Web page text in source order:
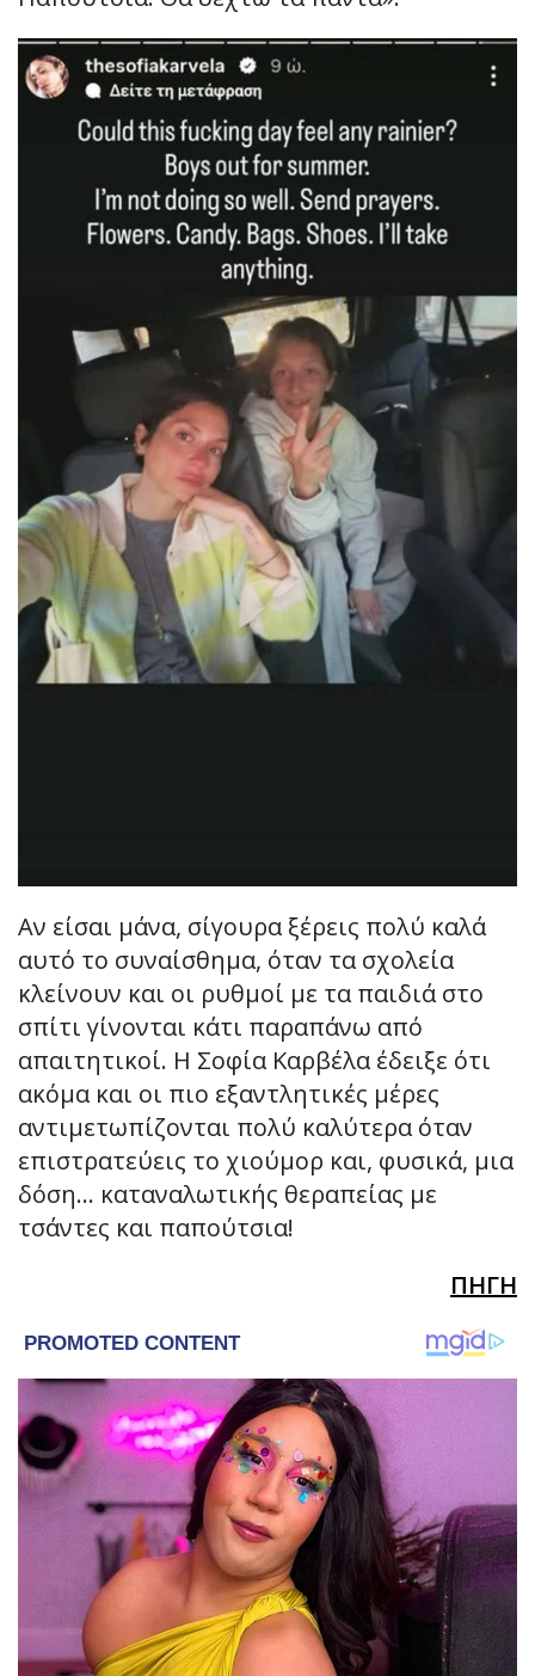
Αν είσαι μάνα, σίγουρα ξέρεις πολύ καλά
αυτό το συναίσθημα, όταν τα σχολεία
κλείνουν και οι ρυθμοί με τα παιδιά στο
σπίτι γίνονται κάτι παραπάνω από
απαιτητικοί. Η Σοφία Καρβέλα έδειξε ότι
ακόμα και οι πιο εξαντλητικές μέρες
αντιμετωπίζονται πολύ καλύτερα όταν
επιστρατεύεις το χιούμορ και, φυσικά, μια
δόση… καταναλωτικής θεραπείας με
τσάντες και παπούτσια!
ΠΗΓΗ